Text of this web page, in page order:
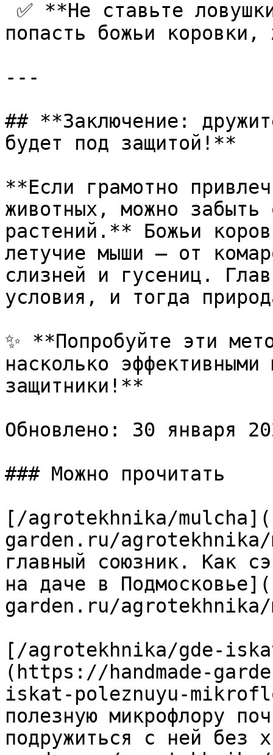
попасть божьи
---
## **Заключение:
будет под защитой!**
**Если грамотно
животных, можно
растений.** Божьи
летучие мыши – от
слизней и гусениц.
условия, и тогда
✨ **Попробуйте эти
насколько
защитники!**
Обновлено: 30 января
### Можно прочитать
[/agrotekhnika/
garden.ru/
главный союзник. Как
на даче в
garden.ru/agrotekhnika/
[/agrotekhnika/gde-
(https://handmade-
iskat-poleznuyu-
полезную микрофлору
подружиться с ней без